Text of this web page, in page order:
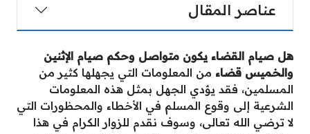
عناصر المقال
هل صيام القضاء يكون متواصل وحكم صيام الإثنين
والخميس قضاء من المعلومات التي يجهلها كثير من
المسلمين، فقد يؤدي الجهل بمثل هذه المعلومات
الشرعية إلى وقوع المسلم في الأخطاء والمحظورات التي
لا ترضي الله تعالى، وسوف نقدم للزوار الكرام في هذا